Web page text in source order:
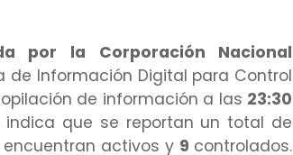
por la Corporación Nacional
de Información Digital para Control
de información a las 23:30
indica que se reportan un total de
encuentran activos y 9 controlados.